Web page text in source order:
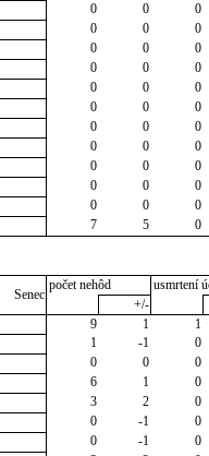
0 0
0
0 0
0
0 0
0
0 0
0
0 0
0
0 0
0
0 0
0
0 0
0
0 0
0
0 0
0
0 0
0
7 5 0
Senec
počet nehôd
usmrtení
+/-
9 1
1
1 -1
0
0 0
0
6 1
0
3 2
0
0 -1
0
0 -1
0